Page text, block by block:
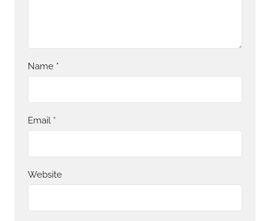
Name *
Email *
Website